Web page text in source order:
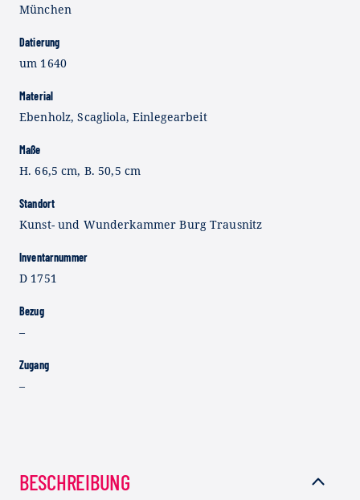
München
Datierung
um 1640
Material
Ebenholz, Scagliola, Einlegearbeit
Maße
H. 66,5 cm, B. 50,5 cm
Standort
Kunst- und Wunderkammer Burg Trausnitz
Inventarnummer
D 1751
Bezug
–
Zugang
–
BESCHREIBUNG